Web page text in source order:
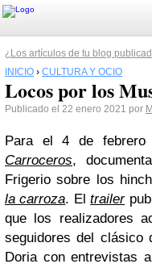
¿Los artículos de tu blog
INICIO › CULTURA Y OCIO
Locos por los
Publicado el 22 enero 2021 por
Para el 4 de febrero
Carroceros,
Frigerio sobre los
la carroza. Eltrailer
que los realizadores
seguidores del clásico
Doria con entrevistas